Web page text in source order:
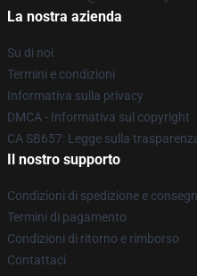
La nostra azienda
Su di noi
Termini e condizioni
Informativa sulla privacy
DMCA - Informativa sul copyright
CA SB657: Legge sulla
Il nostro supporto
Condizioni di spedizione e
Termini di pagamento
Condizioni di ritorno e rimborso
Contattaci